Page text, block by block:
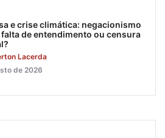
e crise climática: negacionismo
de entendimento ou censura
Lacerda
de 2026